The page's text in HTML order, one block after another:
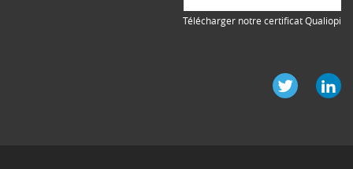
Télécharger notre certificat Qualiopi